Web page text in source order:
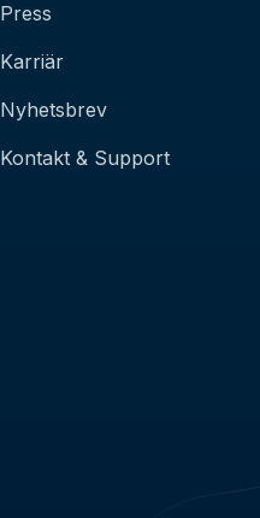
Press
Karriär
Nyhetsbrev
Kontakt & Support